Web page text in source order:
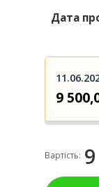
Дата
9
Вартість: